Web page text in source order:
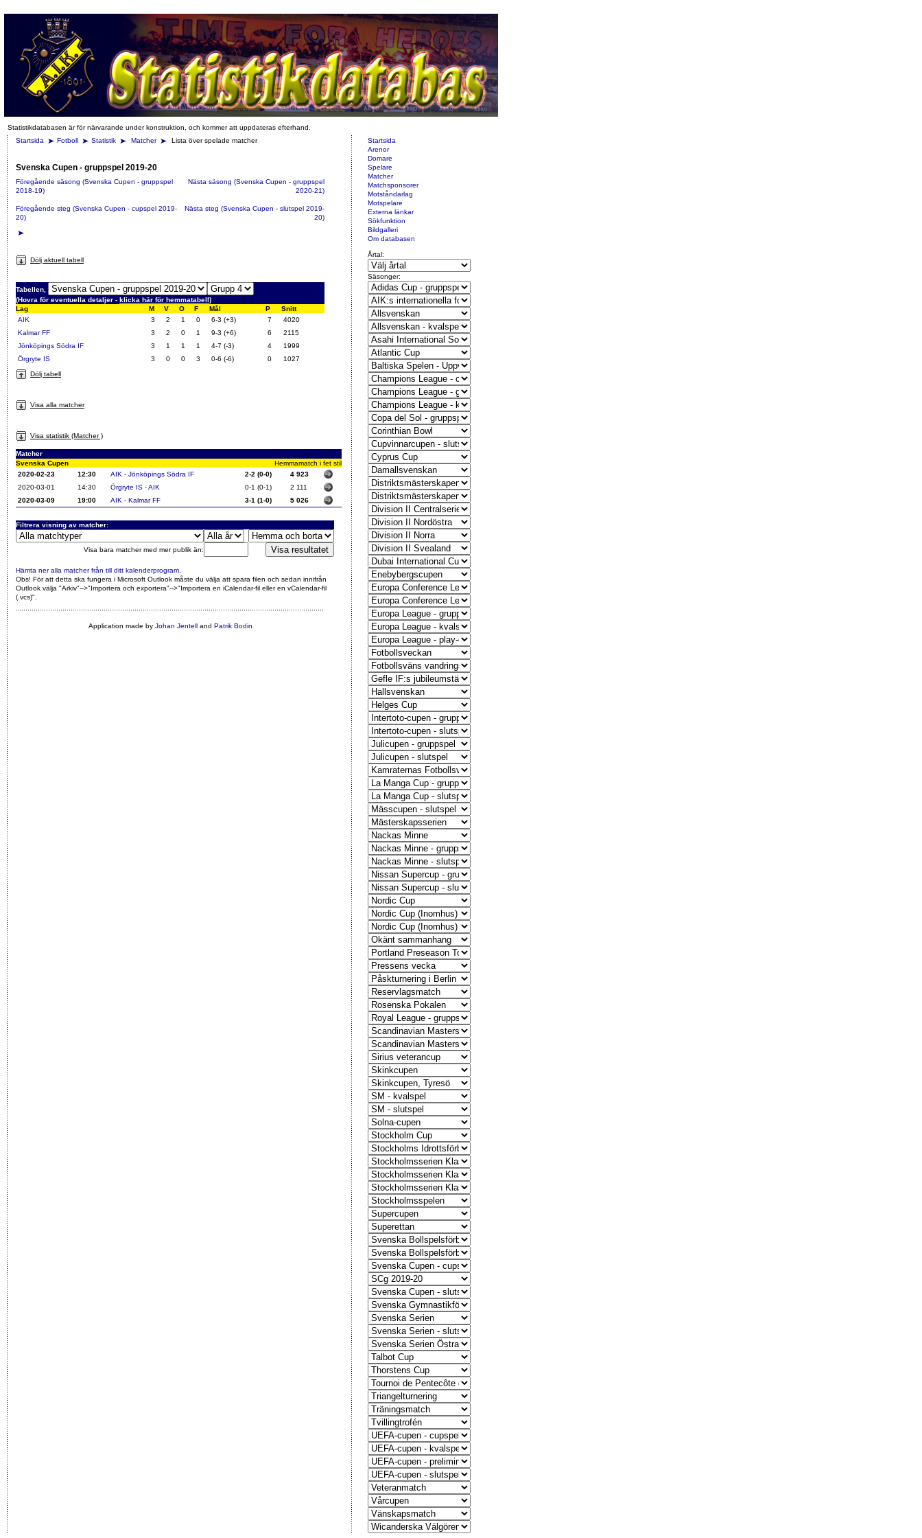
Statistikdatabasen är för närvarande under konstruktion, och kommer att uppdateras efterhand.
Startsida
Fotboll Statistik Matcher Lista över spelade matcher
Svenska Cupen - gruppspel 2019-20
Föregående säsong (Svenska Cupen - gruppspel
2018-19)
Nästa säsong (Svenska Cupen - gruppspel
2020-21)
Föregående steg (Svenska Cupen - cupspel 2019-
20)
Nästa steg (Svenska Cupen - slutspel 2019-
20)
Dölj aktuell tabell
Tabellen,
(Hovra för eventuella detaljer - klicka här för hemmatabell)
Lag
M V O F Mål P
Snitt
AIK
3 2 1 0 6-3 (+3) 7
4020
Kalmar FF
3 2 0 1 9-3 (+6) 6
2115
Jönköpings Södra IF
3 1 1 1 4-7 (-3) 4
1999
Örgryte IS
3 0 0 3 0-6 (-6) 0
1027
Dölj tabell
Visa alla matcher
Visa statistik (Matcher )
Matcher
Svenska Cupen
Hemmamatch i fet stil
2020-02-23
12:30 AIK - Jönköpings Södra IF 2-2 (0-0)
4 923
2020-03-01
14:30 Örgryte IS - AIK 0-1 (0-1)
2 111
2020-03-09
19:00 AIK - Kalmar FF 3-1 (1-0) 5 026
Filtrera visning av matcher:
Visa bara matcher med mer publik än:
Hämta ner alla matcher från till ditt kalenderprogram
Obs! För att detta ska fungera i Microsoft Outlook måste du välja att spara filen och sedan innifrån
Outlook välja "Arkiv"-->"Importera och exportera"-->"Importera en iCalendar-fil eller en vCalendar-fil
(.vcs)"
Application made by Johan Jentelland Patrik Bodin
Startsida
Arenor
Domare
Spelare
Matcher
Matchsponsorer
Motståndarlag
Motspelare
Externa länkar
Sökfunktion
Bildgalleri
Om databasen
Årtal:
Säsonger: